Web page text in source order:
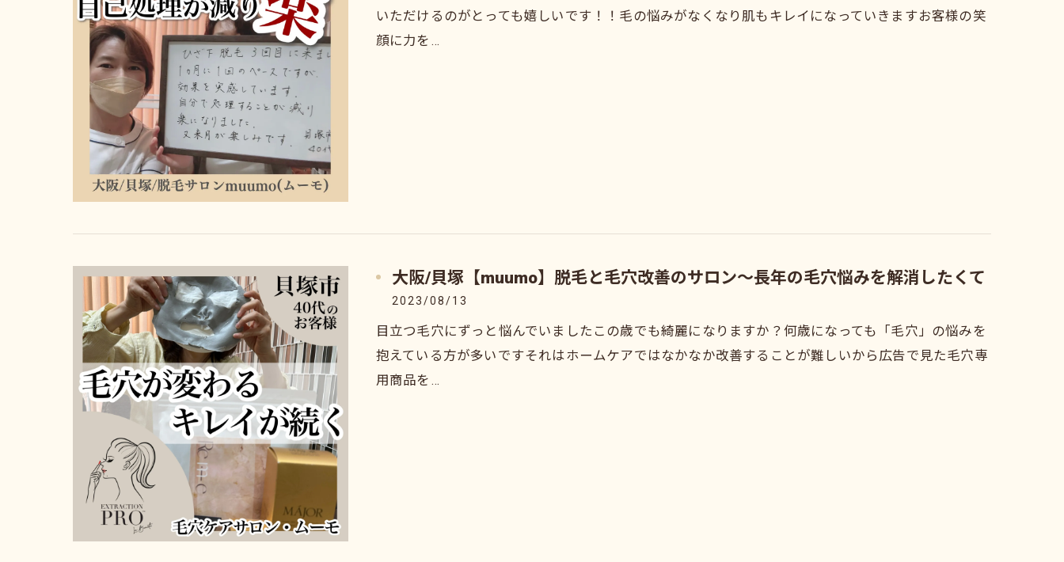
いただけるのがとっても嬉しいです！！毛の悩みがなくなり肌もキレイになっていきますお客様の笑
顔に力を…
大阪/貝塚【muumo】脱毛と毛穴改善のサロン～長年の毛穴悩みを解消したくて
2023/08/13
目立つ毛穴にずっと悩んでいましたこの歳でも綺麗になりますか？何歳になっても「毛穴」の悩みを
抱えている方が多いですそれはホームケアではなかなか改善することが難しいから広告で見た毛穴専
用商品を…